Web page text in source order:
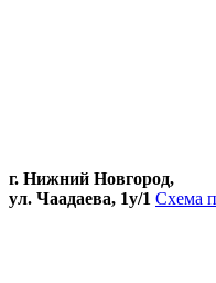
г. Нижний Новгород,
ул. Чаадаева, 1у/1 Схема